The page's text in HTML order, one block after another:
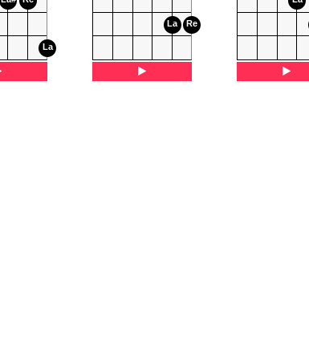
La
La Re